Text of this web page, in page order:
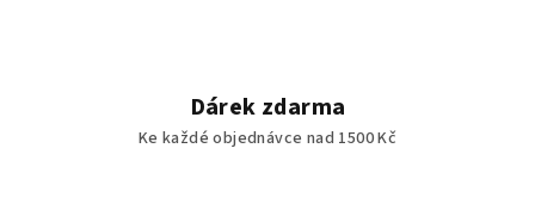
Dárek zdarma
Ke každé objednávce nad 1500 Kč